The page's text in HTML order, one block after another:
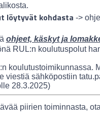
löytyvät kohdasta ->
ohjeet, käskyt ja
RUL:n koulutuspolut
koulutustoimikunnassa.
viestiä sähköpostiin
28.3.2025)
piirien toiminnasta,